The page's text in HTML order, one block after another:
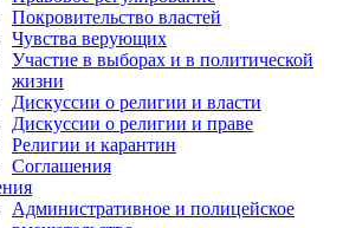
Покровительство властей
Чувства верующих
Участие в выборах и в политической
жизни
Дискуссии о религии и власти
Дискуссии о религии и праве
Религии и карантин
Соглашения
Административное и полицейское